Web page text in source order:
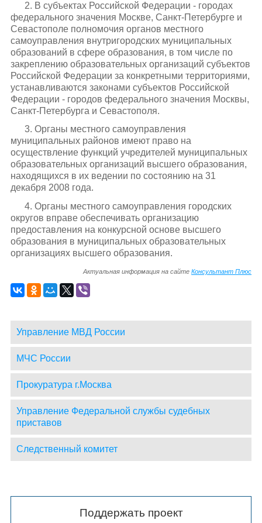
2. В субъектах Российской Федерации - городах
федерального значения Москве, Санкт-Петербурге и
Севастополе полномочия органов местного
самоуправления внутригородских муниципальных
образований в сфере образования, в том числе по
закреплению образовательных организаций субъектов
Российской Федерации за конкретными территориями,
устанавливаются законами субъектов Российской
Федерации - городов федерального значения Москвы,
Санкт-Петербурга и Севастополя.
3. Органы местного самоуправления
муниципальных районов имеют право на
осуществление функций учредителей муниципальных
образовательных организаций высшего образования,
находящихся в их ведении по состоянию на 31
декабря 2008 года.
4. Органы местного самоуправления городских
округов вправе обеспечивать организацию
предоставления на конкурсной основе высшего
образования в муниципальных образовательных
организациях высшего образования.
Актуальная информация на сайтеКонсультант Плюс
Управление МВД России
МЧС России
Прокуратура г.Москва
Управление Федеральной службы судебных
приставов
Следственный комитет
Поддержать проект